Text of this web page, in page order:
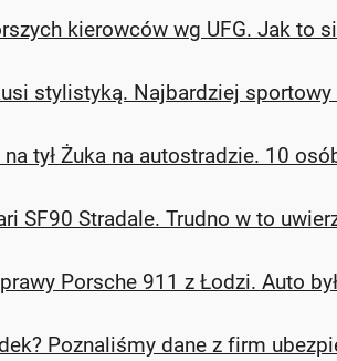
kierowców wg UFG. Jak to
stylistyką. Najbardziej
tył Żuka na autostradzie. 10
SF90 Stradale. Trudno w to
Porsche 911 z Łodzi. Auto
Poznaliśmy dane z firm